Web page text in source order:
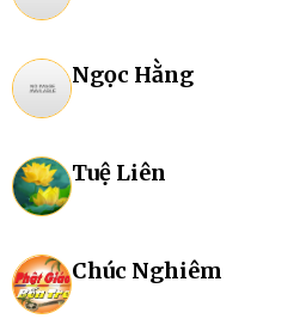
Ngọc Hằng
Tuệ Liên
Chúc Nghiêm